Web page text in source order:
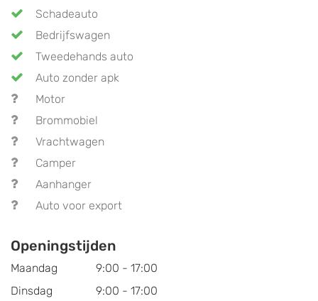
Schadeauto
Bedrijfswagen
Tweedehands auto
Auto zonder apk
Motor
Brommobiel
Vrachtwagen
Camper
Aanhanger
Auto voor export
Openingstijden
Maandag
9:00 - 17:00
Dinsdag
9:00 - 17:00